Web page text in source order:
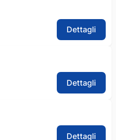
Dettagli
Dettagli
Dettagli